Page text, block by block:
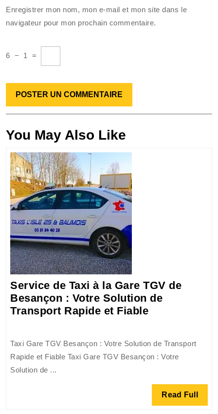
Enregistrer mon nom, mon e-mail et mon site dans le
navigateur pour mon prochain commentaire.
6 − 1 =
You May Also Like
Service de Taxi à la Gare TGV de
Besançon : Votre Solution de
Transport Rapide et FiableService
à
la
TGV
Taxi Gare TGV Besançon : Votre Solution de Transport
Rapide et Fiable Taxi Gare TGV Besançon : Votre
Solution de ...
Read Full Read
Full